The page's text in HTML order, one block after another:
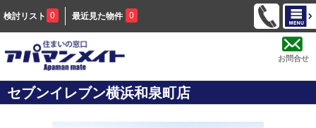
検討リスト 0 最近見た物件 0
お問合せ
セブンイレブン横浜和泉町店